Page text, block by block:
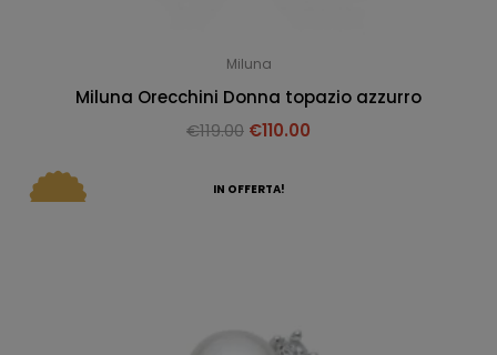
Miluna
Miluna Orecchini Donna topazio azzurro
€119.00 €110.00
IN OFFERTA!